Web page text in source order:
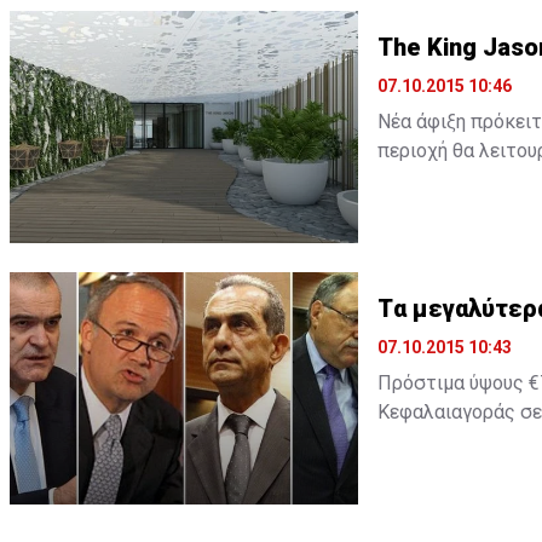
The King
07.10.2015 10:46
Νέα άφιξη
περιοχή θα
Tα
07.10.2015 10:43
Πρόστιμα ύψους
Κεφαλαιαγοράς σε